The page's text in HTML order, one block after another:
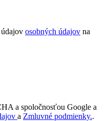
osobných údajov na
a spoločnosťou Google a
a Zmluvné podmienky..